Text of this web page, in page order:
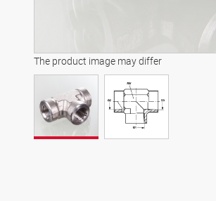
The product image may differ